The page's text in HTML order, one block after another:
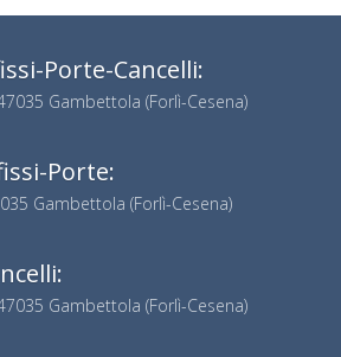
Porte-Cancelli:
Gambettola (Forlì-Cesena)
Porte:
Gambettola (Forlì-Cesena)
Gambettola (Forlì-Cesena)